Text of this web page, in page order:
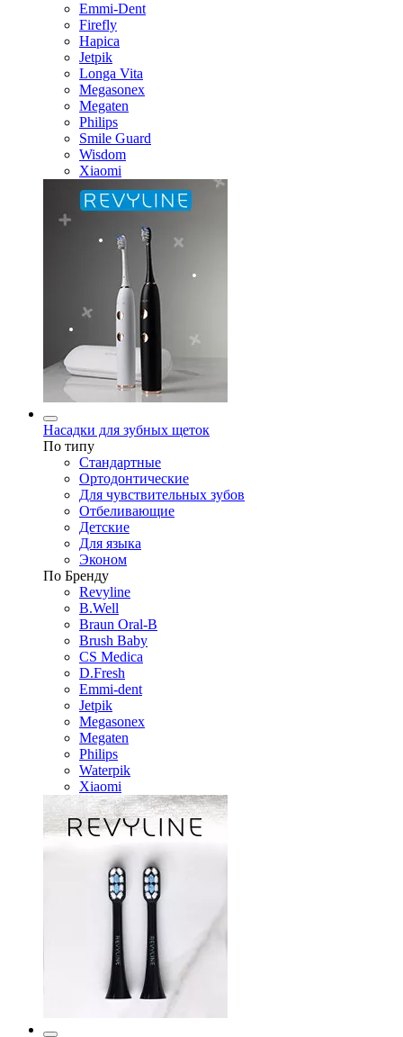
Emmi-Dent
Firefly
Hapica
Jetpik
Longa Vita
Megasonex
Megaten
Philips
Smile Guard
Wisdom
Xiaomi
Насадки для зубных щеток
По типу
Стандартные
Ортодонтические
Для чувствительных зубов
Отбеливающие
Детские
Для языка
Эконом
По Бренду
Revyline
B.Well
Braun Oral-B
Brush Baby
CS Medica
D.Fresh
Emmi-dent
Jetpik
Megasonex
Megaten
Philips
Waterpik
Xiaomi